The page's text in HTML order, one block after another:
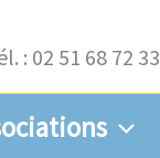
: 02 51 68 72 33